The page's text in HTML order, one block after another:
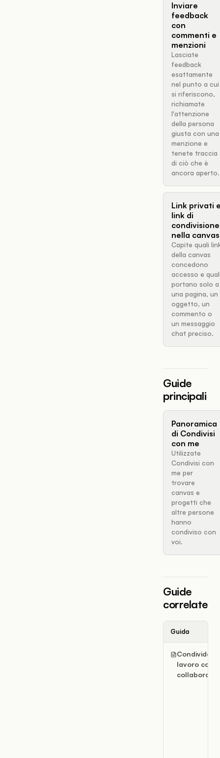
Inviare
feedback
con
commenti e
menzioni
Lasciate
feedback
esattamente
nel punto a cui
si riferiscono,
richiamate
l'attenzione
della persona
giusta con una
menzione e
tenete traccia
di ciò che è
ancora aperto.
Link privati
link di
condivisione
nella canvas
Capite quali
della canvas
concedono
accesso e
portano solo a
una pagina, un
oggetto, un
commento o
un messaggio
chat preciso.
Guide
principali
Panoramica
di Condivisi
con me
Utilizzate
Condivisi con
me per
trovare
canvas e
progetti che
altre persone
hanno
condiviso con
voi.
Guide
correlate
Guida
Condividere
lavoro con i